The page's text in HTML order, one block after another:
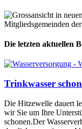
Die letzten aktuellen
Trinkwasser
Die Hitzewelle dauert
wir Sie um Ihre
schonen.Der